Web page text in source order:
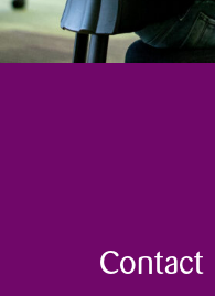
Contact